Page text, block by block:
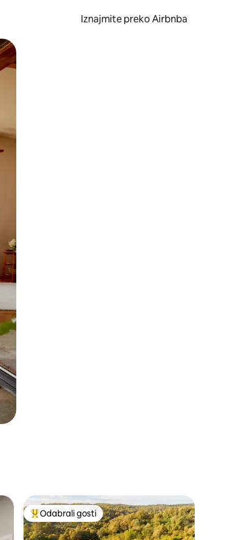
Iznajmite preko Airbnba
prstom po zaslonu.
gosti”
Među najviše rangiranima s oznakom „Odabrali gosti”
Odabrali gosti